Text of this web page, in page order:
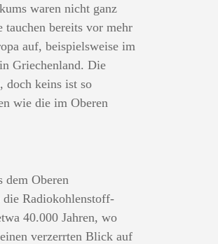
waren nicht ganz
tauchen bereits vor mehr
auf, beispielsweise im
Griechenland. Die
doch keins ist so
wie die im Oberen
dem Oberen
die Radiokohlenstoff-
40.000 Jahren, wo
verzerrten Blick auf